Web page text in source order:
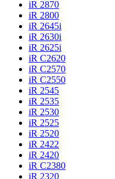
iR 2870
iR 2800
iR 2645i
iR 2630i
iR 2625i
iR C2620
iR C2570
iR C2550
iR 2545
iR 2535
iR 2530
iR 2525
iR 2520
iR 2422
iR 2420
iR C2380
iR 2320